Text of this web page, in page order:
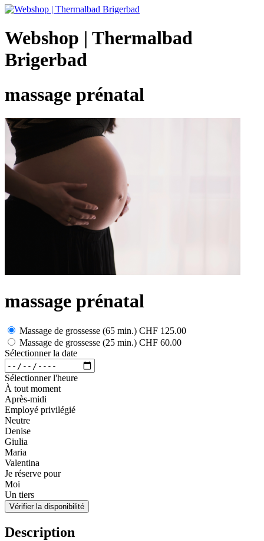
Webshop | Thermalbad
Brigerbad
massage prénatal
massage prénatal
Massage de grossesse (65 min.) CHF 125.00
Massage de grossesse (25 min.) CHF 60.00
Sélectionner la date
Sélectionner l'heure
À tout moment
Après-midi
Employé privilégié
Neutre
Denise
Giulia
Maria
Valentina
Je réserve pour
Moi
Un tiers
Vérifier la disponibilité
Description